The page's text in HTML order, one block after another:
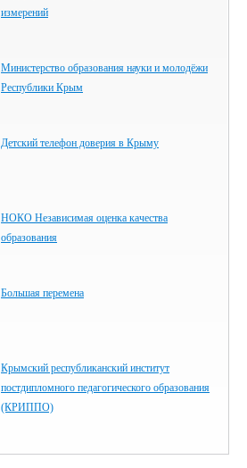
измерений
Министерство образования науки и молодёжи
Республики Крым
Детский телефон доверия в Крыму
НОКО Независимая оценка качества
образования
Большая перемена
Крымский республиканский институт
постдипломного педагогического образования
(КРИППО)